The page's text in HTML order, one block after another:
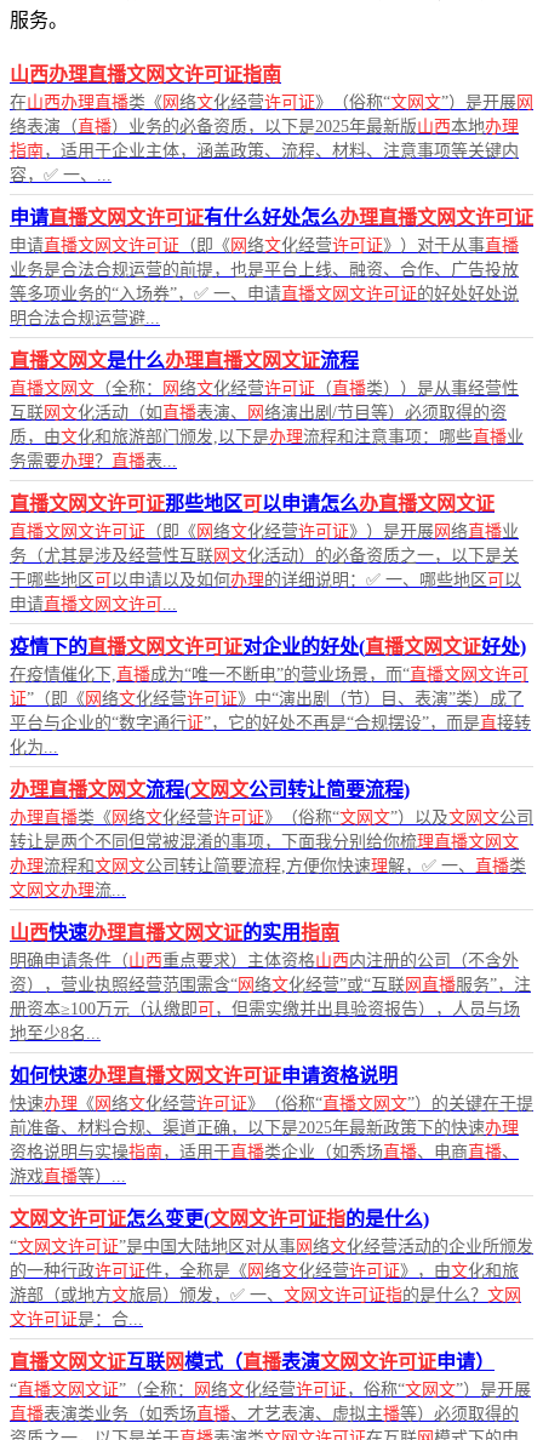
服务。
山西办理直播文网文许可证指南
在山西办理直播类《 网 络文化经营许可证》（俗称“文网文”）是开展 网
络表演（ 直播）业务的必备资质，以下是2025年最新版山西本地办理
指南，适用于企业主体，涵盖政策、流程、材料、注意事项等关键内
容，✅ 一、...
申请直播文网文许可证有什么好处怎么办理直播文网文许可证
申请直播文网文许可证 （即《 网 络文化经营许可证》）对于从事直播
业务是合法合规运营的前提，也是平台上线、融资、合作、广告投放
等多项业务的“入场券”，✅ 一、申请直播文网文许可证的好处好处说
明合法合规运营避...
直播文网文是什么办理直播文网文证流程
直播文网文 （全称： 网 络文化经营许可证 （ 直播类））是从事经营性
互联 网文化活动（如 直播表演、 网 络演出剧/节目等）必须取得的资
质，由文化和旅游部门颁发,以下是办理流程和注意事项：哪些直播业
务需要办理？ 直播表...
直播文网文许可证那些地区可以申请怎么办直播文网文证
直播文网文许可证 （即《 网 络文化经营许可证》）是开展 网 络直播业
务（尤其是涉及经营性互联 网文化活动）的必备资质之一，以下是关
于哪些地区 可 以申请以及如何办理的详细说明：✅ 一、哪些地区 可 以
申请直播文网文许可
疫情下的直播文网文许可证对企业的好处(直播文网文证好处)
在疫情催化下, 直播成为“唯一不断电”的营业场景，而“直播文网文许可
证”（即《 网 络文化经营许可证》中“演出剧（节）目、表演”类）成了
平台与企业的“数字通行证”，它的好处不再是“合规摆设”，而是直接转
化为...
办理直播文网文流程(文网文公司转让简要流程)
办理直播类《 网 络文化经营许可证》（俗称“文网文”）以及文网文公司
转让是两个不同但常被混淆的事项，下面我分别给你梳理直播文网文
办理流程和文网文公司转让简要流程,方便你快速理解，✅ 一、 直播类
文网文办理流...
山西快速办理直播文网文证的实用指南
明确申请条件（山西重点要求）主体资格山西内注册的公司（不含外
资），营业执照经营范围需含“ 网 络文化经营”或“互联 网直播服务”，注
册资本≥100万元（认缴即 可 ，但需实缴并出具验资报告），人员与场
地至少8名...
如何快速办理直播文网文许可证申请资格说明
快速办理 《 网 络文化经营许可证》（俗称“直播文网文”）的关键在于提
前准备、材料合规、渠道正确，以下是2025年最新政策下的快速办理
资格说明与实操指南，适用于直播类企业（如秀场 直播、电商 直播、
游戏 直播等）...
文网文许可证怎么变更(文网文许可证指的是什么)
“文网文许可证”是中国大陆地区对从事 网 络文化经营活动的企业所颁发
的一种行政许可证件，全称是《 网 络文化经营许可证》，由文化和旅
游部（或地方文旅局）颁发，✅ 一、 文网文许可证指的是什么？ 文网
文许可证是：合...
直播文网文证互联网模式（直播表演文网文许可证申请）
“直播文网文证”（全称： 网 络文化经营许可证 ，俗称“文网文”）是开展
直播表演类业务（如秀场 直播、才艺表演、虚拟主播等）必须取得的